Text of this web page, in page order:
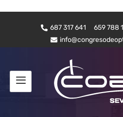
687 317 641 659 788